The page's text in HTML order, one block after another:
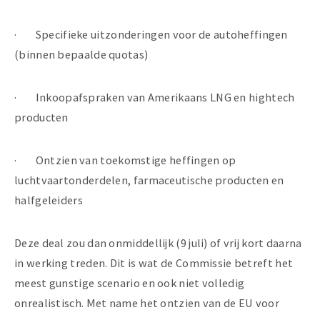
· Specifieke uitzonderingen voor de autoheffingen
(binnen bepaalde quotas)
· Inkoopafspraken van Amerikaans LNG en hightech
producten
· Ontzien van toekomstige heffingen op
luchtvaartonderdelen, farmaceutische producten en
halfgeleiders
Deze deal zou dan onmiddellijk (9 juli) of vrij kort daarna
in werking treden. Dit is wat de Commissie betreft het
meest gunstige scenario en ook niet volledig
onrealistisch. Met name het ontzien van de EU voor